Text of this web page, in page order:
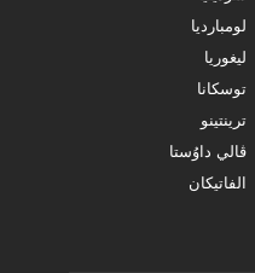
لومبارديا
ليغوريا
توسكانا
ترينتينو
ڤالي داوُستا
الفاتيكان